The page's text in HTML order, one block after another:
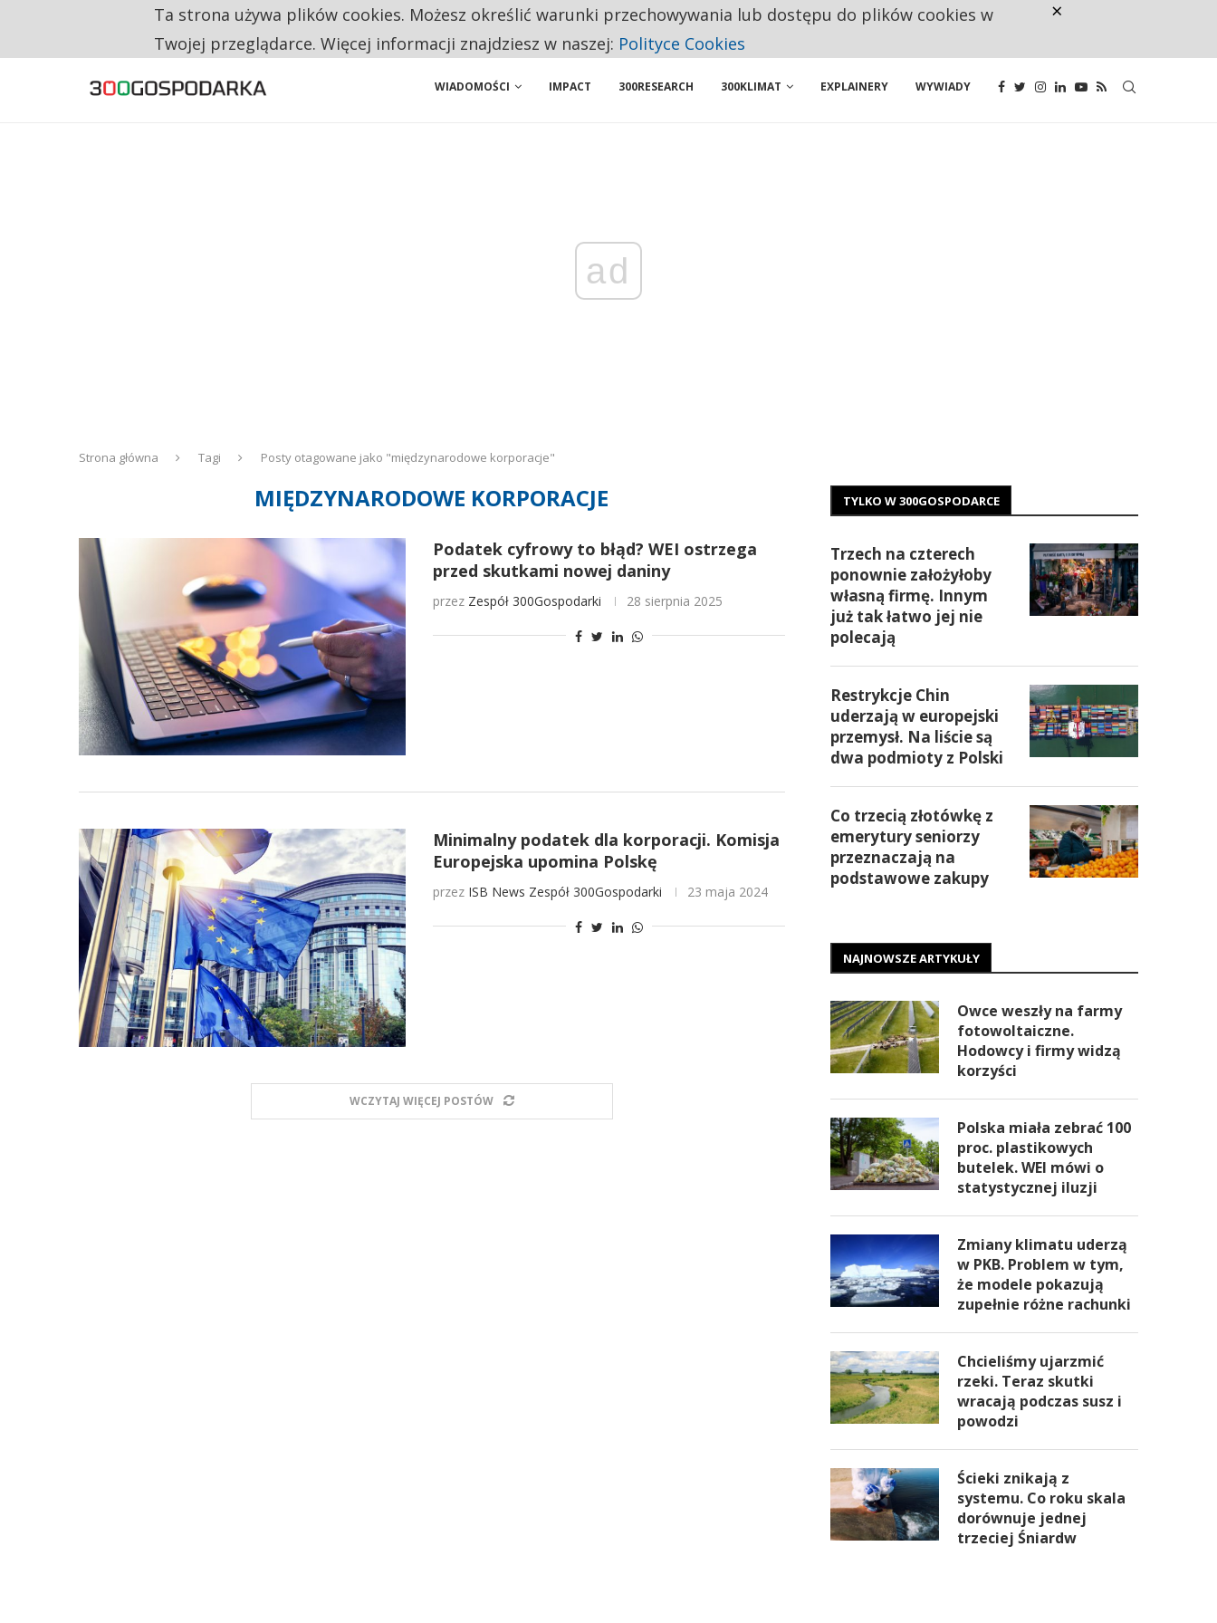
RESTRYKCJE CHIN UDERZAJĄ W EUROPEJSKI PRZEMYSŁ. NA LIŚCIE SĄ DWA PODMIOTY Z POLSKI
WIADOMOŚCI IMPACT 300RESEARCH 300KLIMAT EXPLAINERY WYWIADY
ad
Strona główna Tagi Posty otagowane jako "międzynarodowe korporacje"
MIĘDZYNARODOWE KORPORACJE
Podatek cyfrowy to błąd? WEI ostrzega
przed skutkami nowej daniny
przez Zespół 300Gospodarki 28 sierpnia 2025
Minimalny podatek dla korporacji. Komisja
Europejska upomina Polskę
przez ISB News Zespół 300Gospodarki 23 maja 2024
WCZYTAJ WIĘCEJ POSTÓW
TYLKO W 300GOSPODARCE
Trzech na czterech
ponownie założyłoby
własną firmę. Innym
już tak łatwo jej nie
polecają
Restrykcje Chin
uderzają w europejski
przemysł. Na liście są
dwa podmioty z Polski
Co trzecią złotówkę z
emerytury seniorzy
przeznaczają na
podstawowe zakupy
NAJNOWSZE ARTYKUŁY
Owce weszły na farmy
fotowoltaiczne.
Hodowcy i firmy widzą
korzyści
Polska miała zebrać 100
proc. plastikowych
butelek. WEI mówi o
statystycznej iluzji
Zmiany klimatu uderzą
w PKB. Problem w tym,
że modele pokazują
zupełnie różne rachunki
Chcieliśmy ujarzmić
rzeki. Teraz skutki
wracają podczas susz i
powodzi
Ścieki znikają z
systemu. Co roku skala
dorównuje jednej
trzeciej Śniardw
Ta strona używa plików cookies. Możesz określić warunki przechowywania lub dostępu do plików cookies w
Twojej przeglądarce. Więcej informacji znajdziesz w naszej: Polityce Cookies
×